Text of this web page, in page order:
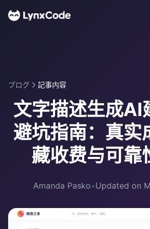
ブログ 記事内容
文字描述生成AI
避坑指南：真实
藏收费与可靠
Amanda Pasko•Updated on